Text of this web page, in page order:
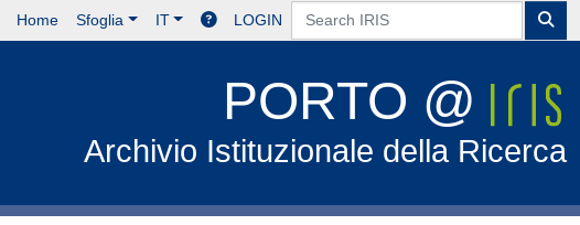
Home Sfoglia IT LOGIN
PORTO @
Archivio Istituzionale della Ricerca